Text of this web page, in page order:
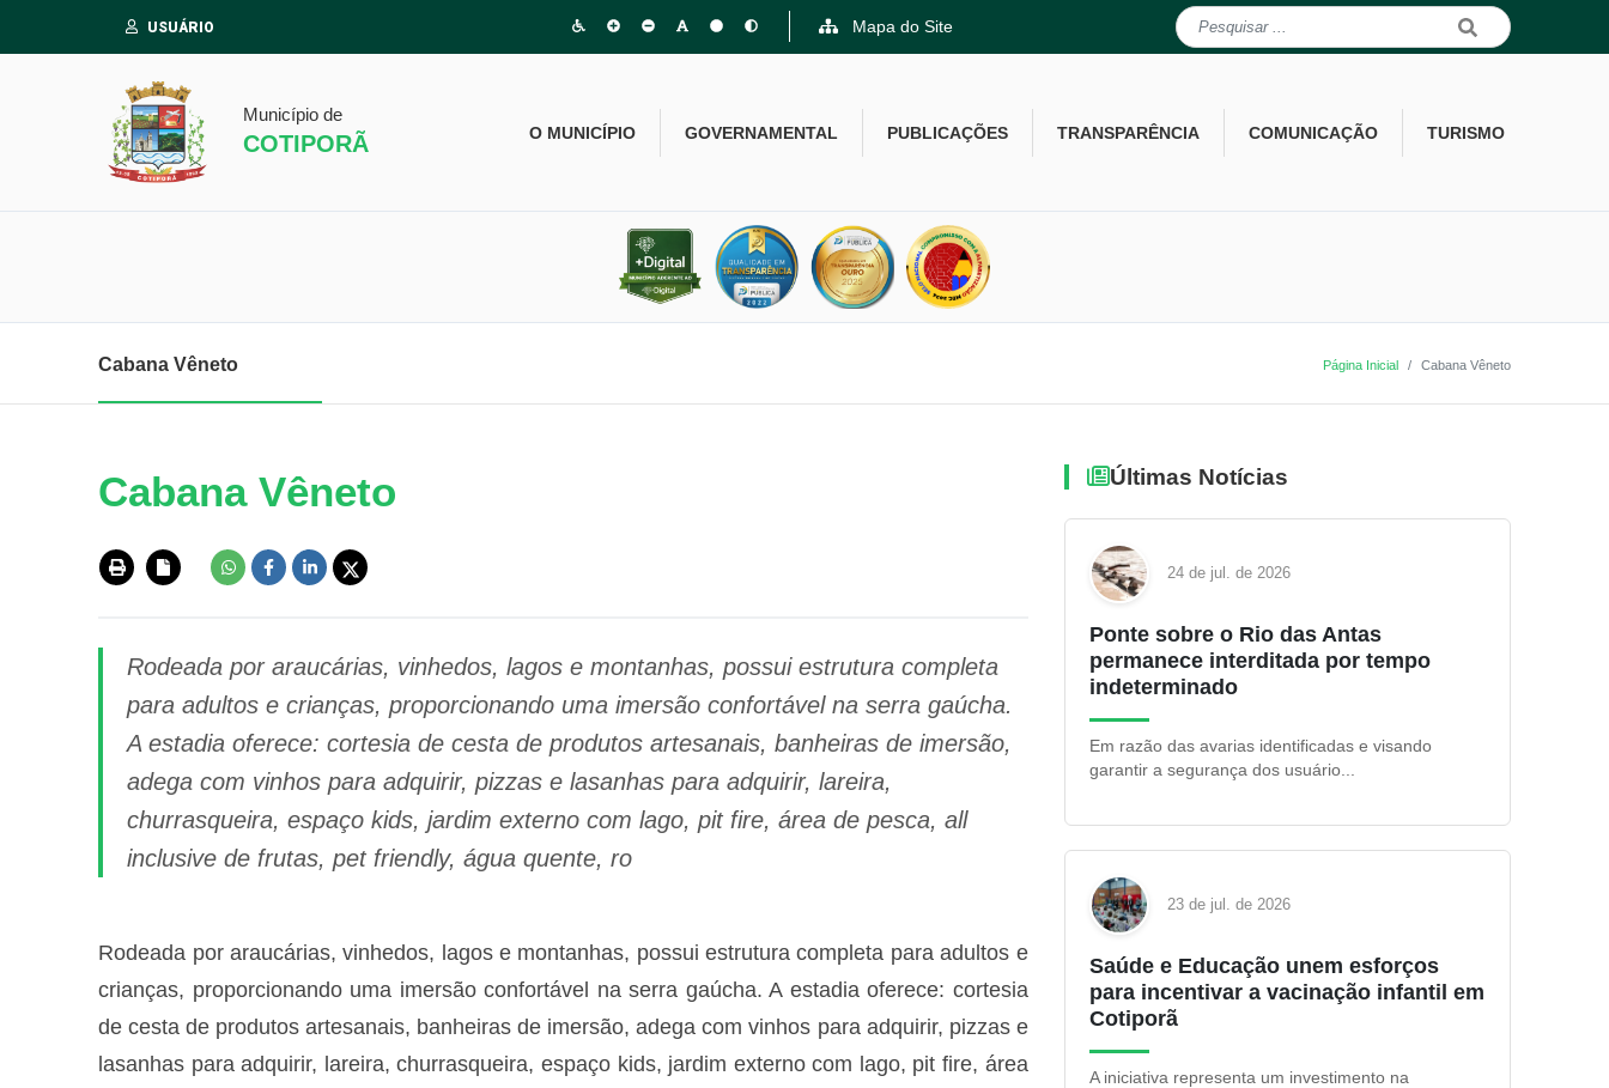
USUÁRIO Mapa do Site
Município de
COTIPORÃ O MUNICÍPIO GOVERNAMENTAL PUBLICAÇÕES TRANSPARÊNCIA COMUNICAÇÃO TURISMO
Cabana Vêneto Página Inicial Cabana Vêneto
Cabana Vêneto
Rodeada por araucárias, vinhedos, lagos e montanhas, possui estrutura completa
para adultos e crianças, proporcionando uma imersão confortável na serra gaúcha.
A estadia oferece: cortesia de cesta de produtos artesanais, banheiras de imersão,
adega com vinhos para adquirir, pizzas e lasanhas para adquirir, lareira,
churrasqueira, espaço kids, jardim externo com lago, pit fire, área de pesca, all
inclusive de frutas, pet friendly, água quente, ro
Rodeada por araucárias, vinhedos, lagos e montanhas, possui estrutura completa para adultos e
crianças, proporcionando uma imersão confortável na serra gaúcha. A estadia oferece: cortesia
de cesta de produtos artesanais, banheiras de imersão, adega com vinhos para adquirir, pizzas e
lasanhas para adquirir, lareira, churrasqueira, espaço kids, jardim externo com lago, pit fire, área
Últimas Notícias
24 de jul. de 2026
Ponte sobre o Rio das Antas
permanece interditada por tempo
indeterminado
Em razão das avarias identificadas e visando
garantir a segurança dos usuário...
23 de jul. de 2026
Saúde e Educação unem esforços
para incentivar a vacinação infantil em
Cotiporã
A iniciativa representa um investimento na